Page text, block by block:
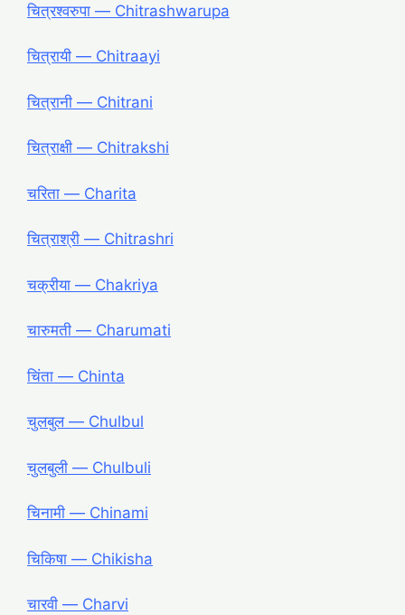
चित्रश्वरुपा ― Chitrashwarupa
चित्रायी ― Chitraayi
चित्रानी ― Chitrani
चित्राक्षी ― Chitrakshi
चरिता ― Charita
चित्राश्री ― Chitrashri
चक्रीया ― Chakriya
चारुमती ― Charumati
चिंता ― Chinta
चुलबुल ― Chulbul
चुलबुली ― Chulbuli
चिनामी ― Chinami
चिकिषा ― Chikisha
चारवी ― Charvi